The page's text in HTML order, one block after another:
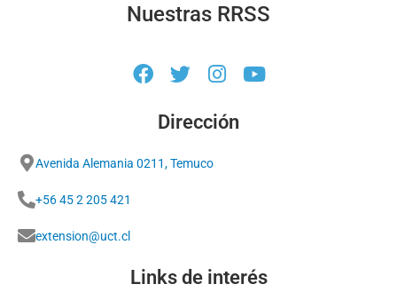
Nuestras RRSS
Dirección
Avenida Alemania 0211, Temuco
+56 45 2 205 421
extension@uct.cl
Links de interés